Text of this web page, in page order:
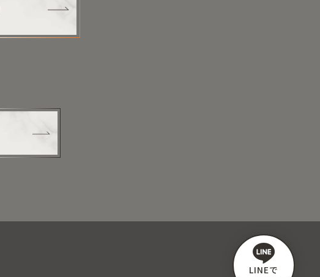
LINEで